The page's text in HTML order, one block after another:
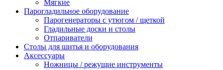
Мягкие
Парогладильное оборудование
Парогенераторы с утюгом / щеткой
Гладильные доски и столы
Отпариватели
Столы для шитья и оборудования
Аксессуары
Ножницы / режущие инструменты